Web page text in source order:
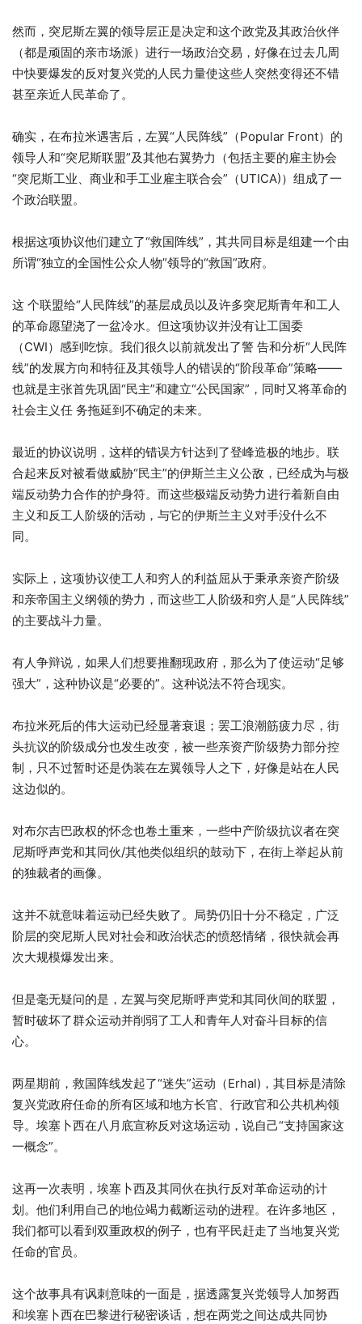
然而，突尼斯左翼的领导层正是决定和这个政党及其政治伙伴
（都是顽固的亲市场派）进行一场政治交易，好像在过去几周
中快要爆发的反对复兴党的人民力量使这些人突然变得还不错
甚至亲近人民革命了。
确实，在布拉米遇害后，左翼“人民阵线”（Popular Front）的
领导人和“突尼斯联盟”及其他右翼势力（包括主要的雇主协会
“突尼斯工业、商业和手工业雇主联合会”（UTICA)）组成了一
个政治联盟。
根据这项协议他们建立了“救国阵线”，其共同目标是组建一个由
所谓“独立的全国性公众人物”领导的“救国”政府。
这 个联盟给“人民阵线”的基层成员以及许多突尼斯青年和工人
的革命愿望浇了一盆冷水。但这项协议并没有让工国委
（CWI）感到吃惊。我们很久以前就发出了警 告和分析“人民阵
线”的发展方向和特征及其领导人的错误的“阶段革命”策略——
也就是主张首先巩固“民主”和建立“公民国家”，同时又将革命的
社会主义任 务拖延到不确定的未来。
最近的协议说明，这样的错误方针达到了登峰造极的地步。联
合起来反对被看做威胁“民主”的伊斯兰主义公敌，已经成为与极
端反动势力合作的护身符。而这些极端反动势力进行着新自由
主义和反工人阶级的活动，与它的伊斯兰主义对手没什么不
同。
实际上，这项协议使工人和穷人的利益屈从于秉承亲资产阶级
和亲帝国主义纲领的势力，而这些工人阶级和穷人是“人民阵线”
的主要战斗力量。
有人争辩说，如果人们想要推翻现政府，那么为了使运动“足够
强大”，这种协议是“必要的”。这种说法不符合现实。
布拉米死后的伟大运动已经显著衰退；罢工浪潮筋疲力尽，街
头抗议的阶级成分也发生改变，被一些亲资产阶级势力部分控
制，只不过暂时还是伪装在左翼领导人之下，好像是站在人民
这边似的。
对布尔吉巴政权的怀念也卷土重来，一些中产阶级抗议者在突
尼斯呼声党和其同伙/其他类似组织的鼓动下，在街上举起从前
的独裁者的画像。
这并不就意味着运动已经失败了。局势仍旧十分不稳定，广泛
阶层的突尼斯人民对社会和政治状态的愤怒情绪，很快就会再
次大规模爆发出来。
但是毫无疑问的是，左翼与突尼斯呼声党和其同伙间的联盟，
暂时破坏了群众运动并削弱了工人和青年人对奋斗目标的信
心。
两星期前，救国阵线发起了“迷失”运动（Erhal)，其目标是清除
复兴党政府任命的所有区域和地方长官、行政官和公共机构领
导。埃塞卜西在八月底宣称反对这场运动，说自己“支持国家这
一概念”。
这再一次表明，埃塞卜西及其同伙在执行反对革命运动的计
划。他们利用自己的地位竭力截断运动的进程。在许多地区，
我们都可以看到双重政权的例子，也有平民赶走了当地复兴党
任命的官员。
这个故事具有讽刺意味的一面是，据透露复兴党领导人加努西
和埃塞卜西在巴黎进行秘密谈话，想在两党之间达成共同协